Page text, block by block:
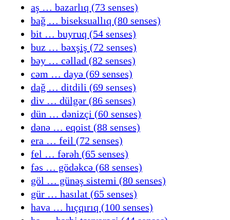
aş … bazarlıq (73 senses)
bağ … biseksuallıq (80 senses)
bit … buyruq (54 senses)
buz … bəxşiş (72 senses)
bəy … cəllad (82 senses)
cəm … dayə (69 senses)
dağ … ditdili (69 senses)
div … dülgər (86 senses)
dün … dənizçi (60 senses)
dənə … eqoist (88 senses)
era … feil (72 senses)
fel … fərəh (65 senses)
fəs … gödəkcə (68 senses)
göl … günəş sistemi (80 senses)
gür … hasılat (65 senses)
hava … hıçqırıq (100 senses)